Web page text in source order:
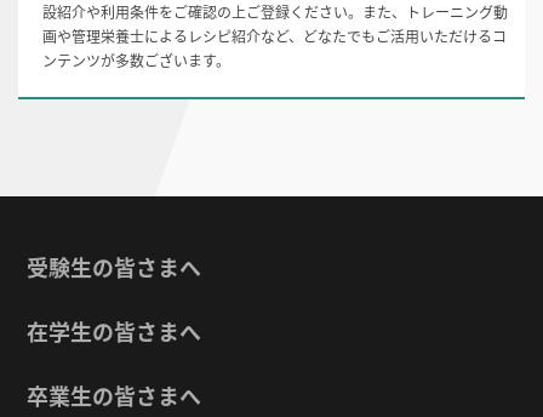
設紹介や利用条件をご確認の上ご登録ください。また、トレーニング動
画や管理栄養士によるレシピ紹介など、どなたでもご活用いただけるコ
ンテンツが多数ございます。
受験生の皆さまへ
在学生の皆さまへ
卒業生の皆さまへ